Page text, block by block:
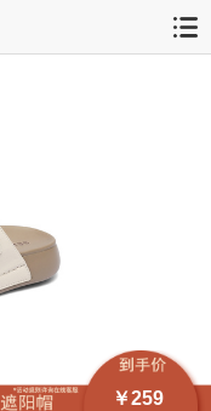
￥259